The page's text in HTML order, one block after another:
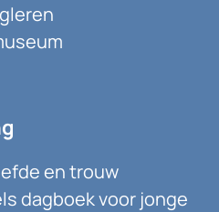
en trouw
dagboek voor jonge